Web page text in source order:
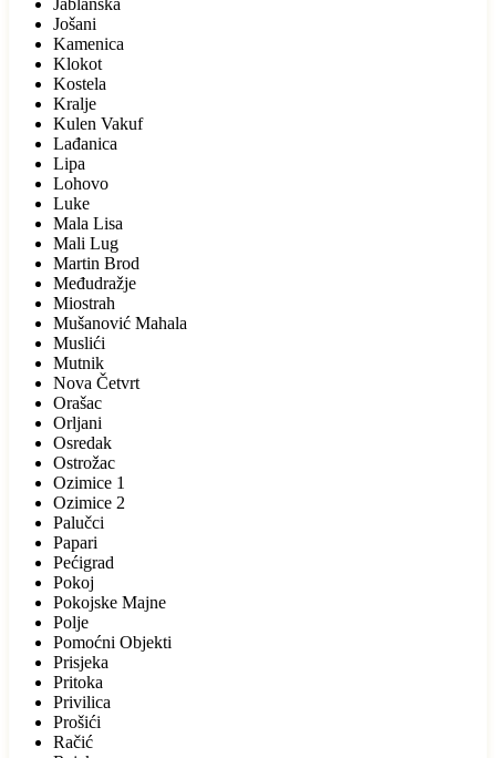
Jošani
Kamenica
Klokot
Kostela
Kralje
Kulen Vakuf
Lađanica
Lipa
Lohovo
Luke
Mala Lisa
Mali Lug
Martin Brod
Međudražje
Miostrah
Mušanović Mahala
Muslići
Mutnik
Nova Četvrt
Orašac
Orljani
Osredak
Ostrožac
Ozimice 1
Ozimice 2
Palučci
Papari
Pećigrad
Pokoj
Pokojske Majne
Polje
Pomoćni Objekti
Prisjeka
Pritoka
Privilica
Prošići
Račić